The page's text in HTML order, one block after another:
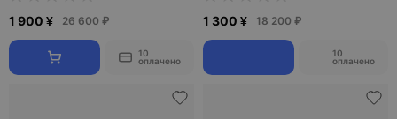
1 900 ¥ 26 600 ₽
10
оплачено
1 300 ¥ 18 200 ₽
10
оплачено